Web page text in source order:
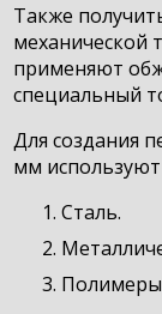
Также
механической
применяют
специальный
Для создания
мм
Сталь.
Полимеры